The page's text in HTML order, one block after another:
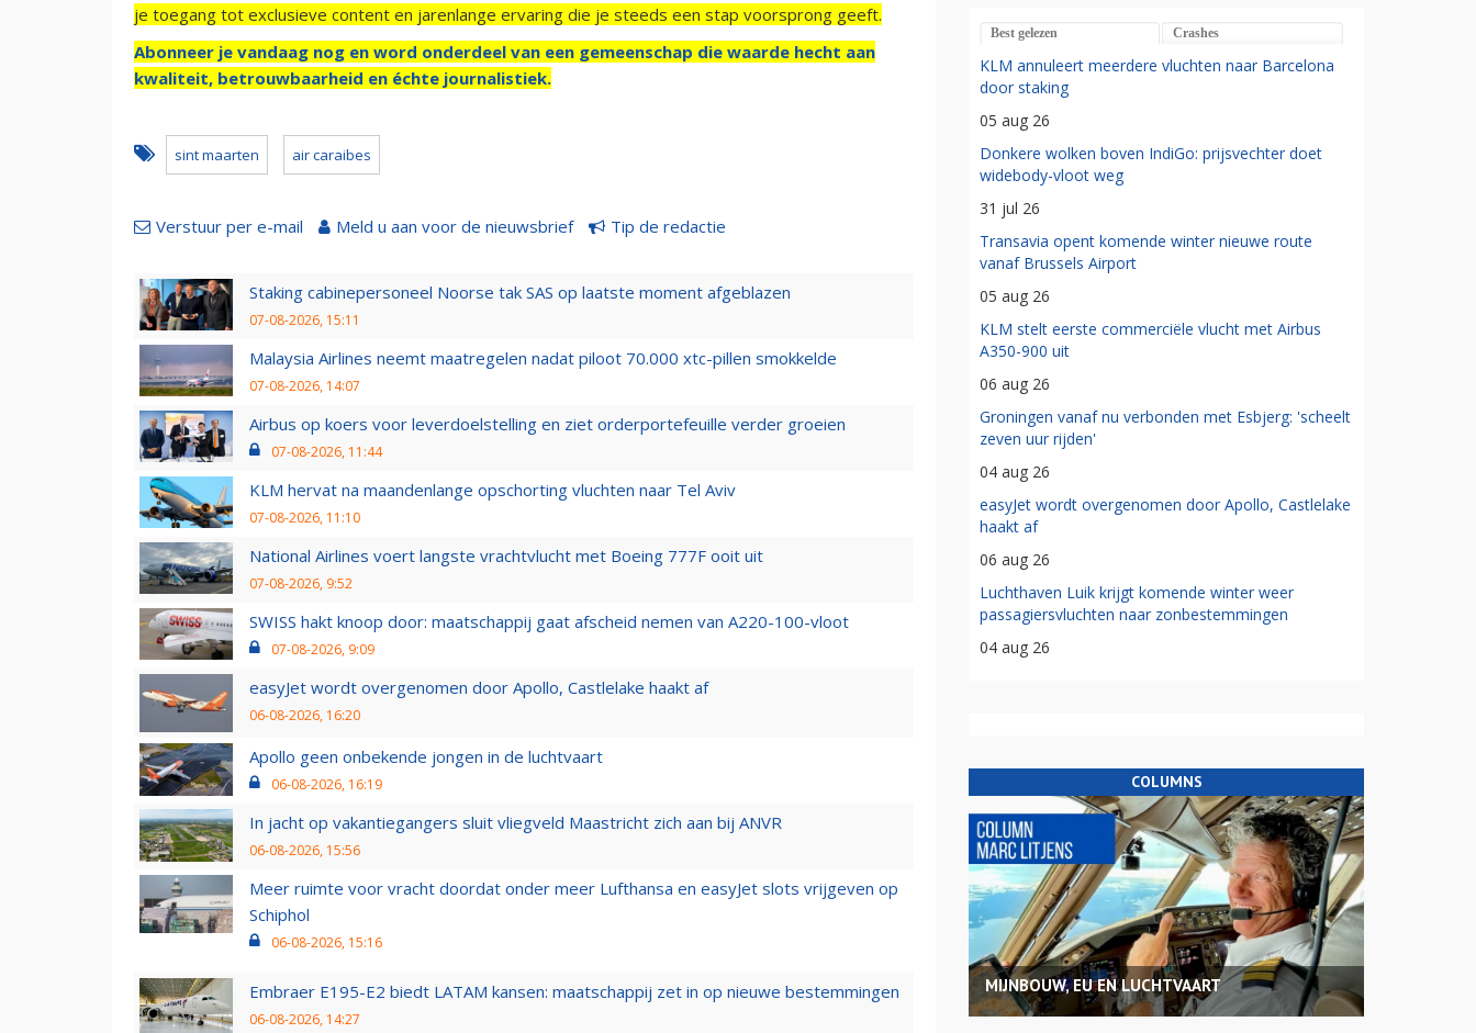
je toegang tot exclusieve content en jarenlange ervaring die je steeds een stap voorsprong geeft.
Abonneer je vandaag nog en word onderdeel van een gemeenschap die waarde hecht aan
kwaliteit, betrouwbaarheid en échte journalistiek.
sint maarten air caraibes
Verstuur per e-mail Meld u aan voor de nieuwsbrief Tip de redactie
Staking cabinepersoneel Noorse tak SAS op laatste moment afgeblazen
07-08-2026, 15:11
Malaysia Airlines neemt maatregelen nadat piloot 70.000 xtc-pillen smokkelde
07-08-2026, 14:07
Airbus op koers voor leverdoelstelling en ziet orderportefeuille verder groeien
07-08-2026, 11:44
KLM hervat na maandenlange opschorting vluchten naar Tel Aviv
07-08-2026, 11:10
National Airlines voert langste vrachtvlucht met Boeing 777F ooit uit
07-08-2026, 9:52
SWISS hakt knoop door: maatschappij gaat afscheid nemen van A220-100-vloot
07-08-2026, 9:09
easyJet wordt overgenomen door Apollo, Castlelake haakt af
06-08-2026, 16:20
Apollo geen onbekende jongen in de luchtvaart
06-08-2026, 16:19
In jacht op vakantiegangers sluit vliegveld Maastricht zich aan bij ANVR
06-08-2026, 15:56
Meer ruimte voor vracht doordat onder meer Lufthansa en easyJet slots vrijgeven op
Schiphol
06-08-2026, 15:16
Embraer E195-E2 biedt LATAM kansen: maatschappij zet in op nieuwe bestemmingen
06-08-2026, 14:27
Best gelezen Crashes
KLM annuleert meerdere vluchten naar Barcelona
door staking
05 aug 26
Donkere wolken boven IndiGo: prijsvechter doet
widebody-vloot weg
31 jul 26
Transavia opent komende winter nieuwe route
vanaf Brussels Airport
05 aug 26
KLM stelt eerste commerciële vlucht met Airbus
A350-900 uit
06 aug 26
Groningen vanaf nu verbonden met Esbjerg: 'scheelt
zeven uur rijden'
04 aug 26
easyJet wordt overgenomen door Apollo, Castlelake
haakt af
06 aug 26
Luchthaven Luik krijgt komende winter weer
passagiersvluchten naar zonbestemmingen
04 aug 26
COLUMNS
MIJNBOUW, EU EN LUCHTVAART